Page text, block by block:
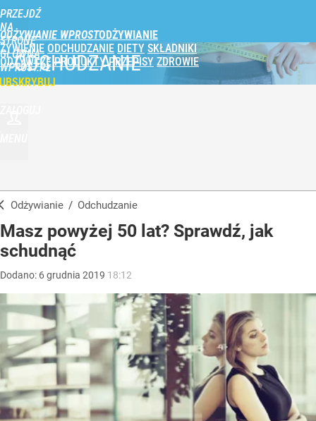
PRZEJDŹ
NA
STRONĘ
GŁÓWNĄ
WPROST.PL
ODŻYWIANIE WPROST
ŻYWIENIE ODCHUDZANIE DIETY SKŁADNIKI
ODŻYWCZE PRODUKTY PRZEPISY ZDROWIE
ODCHUDZANIE
Odżywianie / Odchudzanie
Masz powyżej 50 lat? Sprawdź, jak
schudnąć
Dodano: 6grudnia 2019 18:12